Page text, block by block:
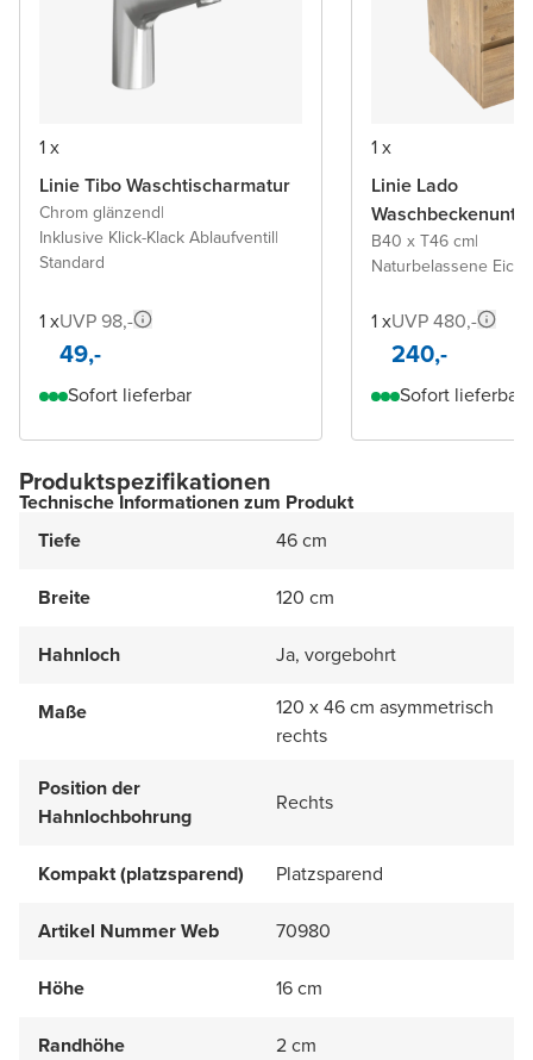
1 x
Linie Tibo Waschtischarmatur
Chrom glänzend|
Inklusive Klick-Klack Ablaufventil|
Standard
1 xUVP 98,-
49,-
Sofort lieferbar
1 x
Linie Lado
B40 x T46 cm|
Naturbelassene Eiche
1 xUVP 480,-
240,-
Sofort lieferbar
Produktspezifikationen
Technische Informationen zum Produkt
Tiefe
46 cm
Breite 120 cm
Hahnloch Ja, vorgebohrt
Maße
120 x 46 cm asymmetrisch
rechts
Position der
Hahnlochbohrung
Rechts
Kompakt (platzsparend) Platzsparend
Artikel Nummer Web 70980
Höhe 16 cm
Randhöhe 2 cm